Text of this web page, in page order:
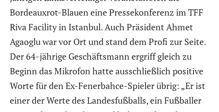
Bordeauxrot-Blauen eine Pressekonferenz im TFF
Riva Facility in Istanbul. Auch Präsident Ahmet
Agaoglu war vor Ort und stand dem Profi zur Seite.
Der 64-jährige Geschäftsmann ergriff gleich zu
Beginn das Mikrofon hatte ausschließlich positive
Worte für den Ex-Fenerbahce-Spieler übrig: „Er ist
einer der Werte des Landesfußballs, ein Fußballer